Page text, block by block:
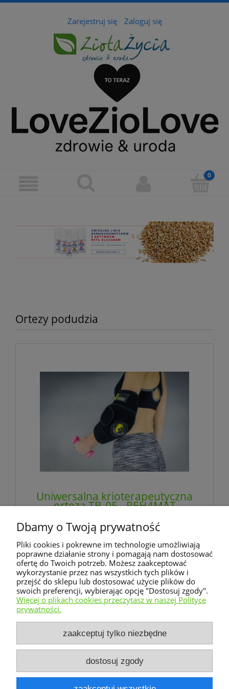
Zarejestruj się Zaloguj się
Ortezy podudzia
Uniwersalna krioterapeutyczna
orteza TB-05 - REH4MAT
206,28 zł
zawiera 8% VAT, bez kosztów dostawy
do koszyka
Warunki zakupów
Moje konto
Informacje o sklepie
Dbamy o Twoją prywatność
Pliki cookies i pokrewne im technologie umożliwiają
poprawne działanie strony i pomagają nam dostosować
ofertę do Twoich potrzeb. Możesz zaakceptować
wykorzystanie przez nas wszystkich tych plików i
przejść do sklepu lub dostosować użycie plików do
swoich preferencji, wybierając opcję "Dostosuj zgody".
Więcej o plikach cookies przeczytasz w naszej Polityce
prywatności.
zaakceptuj tylko niezbędne
dostosuj zgody